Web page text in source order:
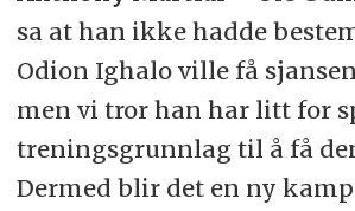
sa at han ikke hadde
Odion Ighalo ville få
men vi tror han har litt for
treningsgrunnlag til å få
Dermed blir det en ny